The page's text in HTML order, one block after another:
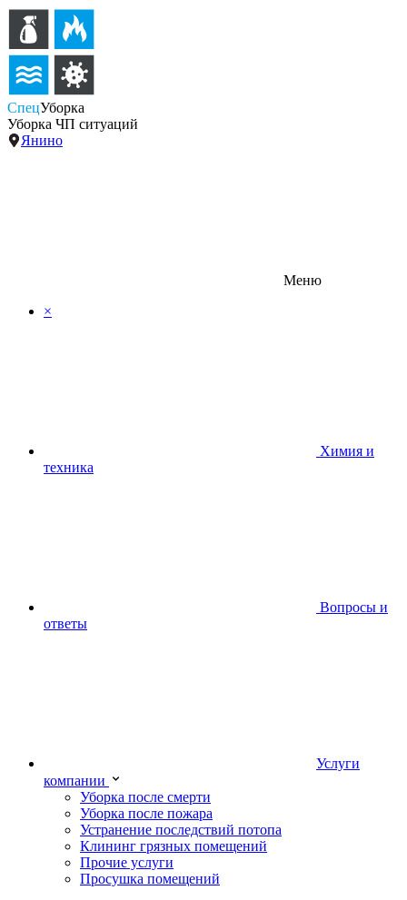
СпецУборка
Уборка ЧП ситуаций
Янино
Меню
×
Химия и
техника
Вопросы и
ответы
Услуги
компании
Уборка после смерти
Уборка после пожара
Устранение последствий потопа
Клининг грязных помещений
Прочие услуги
Просушка помещений